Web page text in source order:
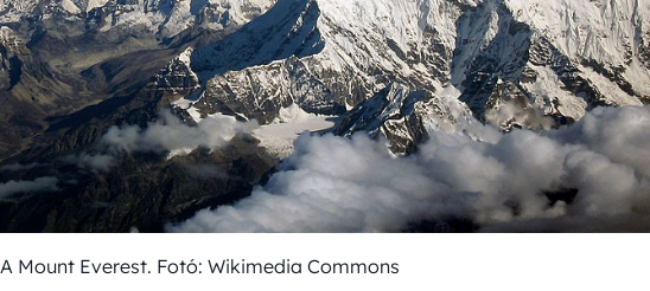
A Mount Everest. Fotó: Wikimedia Commons